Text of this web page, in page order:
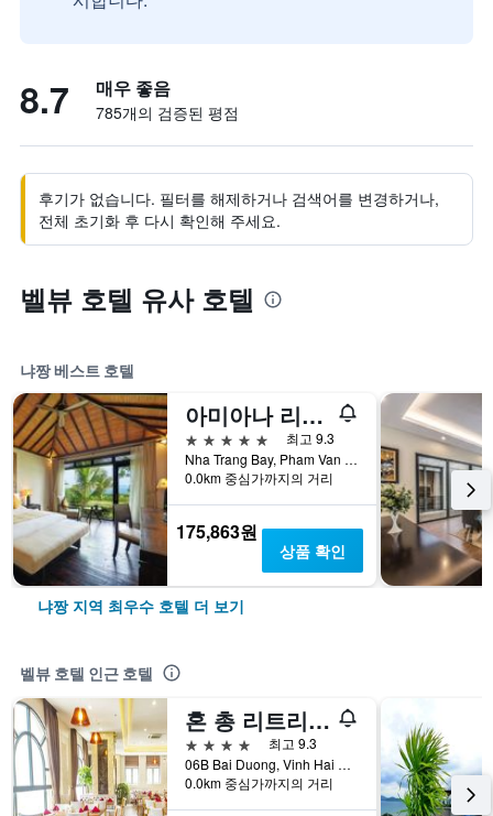
8.7 매우 좋음
785개의 검증된 평점
후기가 없습니다. 필터를 해제하거나 검색어를 변경하거나,
전체 초기화 후 다시 확인해 주세요.
벨뷰 호텔 유사 호텔
냐짱 베스트 호텔
아미아나 리조트 나트랑
5성급
최고 9.3
Nha Trang Bay, Pham Van Dong Street, 냐짱, 베트남
0.0km 중심가까지의 거리
175,863원
상품 확인
냐짱 지역 최우수 호텔 더 보기
벨뷰 호텔 인근 호텔
혼 총 리트리트 호텔
4성급
최고 9.3
06B Bai Duong, Vinh Hai Ward, 냐짱, 베트남
0.0km 중심가까지의 거리